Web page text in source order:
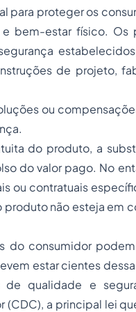
para proteger os
bem-estar físico. Os
de projeto,
ou
do produto, a
do valor pago. No
ou contratuais
não esteja em
do consumidor
estar cientes
de qualidade e
(CDC), a principal lei